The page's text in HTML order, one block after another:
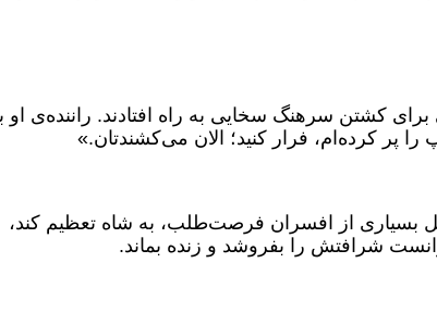
کشتن سرهنگ سخایی به راه افتادند. راننده‌ی او
کرده‌ام، فرار کنید؛ الان می‌کشندتان.»
بسیاری از افسران فرصت‌طلب، به شاه تعظیم کند،
شرافتش را بفروشد و زنده بماند.